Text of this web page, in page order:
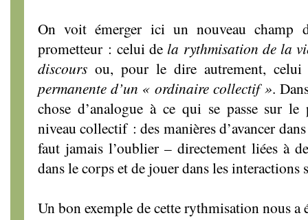
On voit émerger ici un nouveau champ
prometteur : celui de la rythmisation de la
discours ou, pour le dire autrement,
permanente d’un « ordinaire collectif ».
chose d’analogue à ce qui se passe sur
niveau collectif : des manières d’avancer
faut jamais l’oublier – directement liées à
dans le corps et de jouer dans les interactions
Un bon exemple de cette rythmisation nous